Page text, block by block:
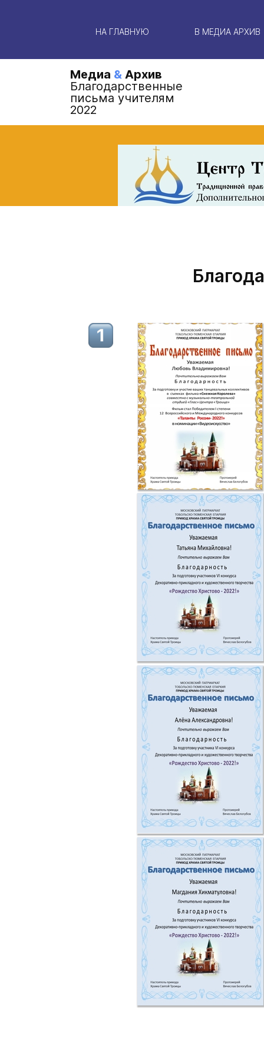
НА ГЛАВНУЮ В МЕДИА АРХИВ
Медиа & Архив
Благодарственные
письма учителям
2022